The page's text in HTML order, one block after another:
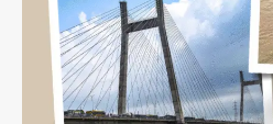
दुबे,
फिर
रच
दिया
इतिहास;
पढ़िए